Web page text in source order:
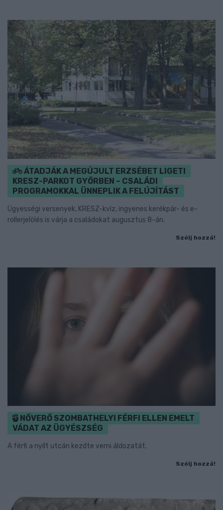
ÁTADJÁK A MEGÚJULT ERZSÉBET LIGETI
KRESZ-PARKOT GYŐRBEN – CSALÁDI
PROGRAMOKKAL ÜNNEPLIK A FELÚJÍTÁST
Ügyességi versenyek, KRESZ-kvíz, ingyenes kerékpár- és e-
rollerjelölés is várja a családokat augusztus 8-án.
Szólj hozzá!
NŐVERŐ SZOMBATHELYI FÉRFI ELLEN EMELT
VÁDAT AZ ÜGYÉSZSÉG
A férfi a nyílt utcán kezdte verni áldozatát.
Szólj hozzá!